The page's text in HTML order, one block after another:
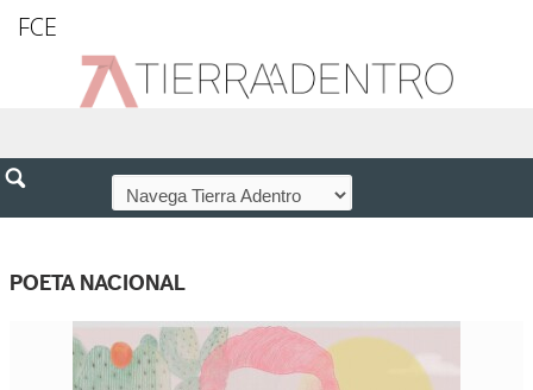
FCE
POETA NACIONAL